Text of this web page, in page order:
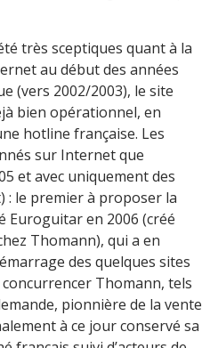
très sceptiques quant à la
au début des années
(vers 2002/2003), le site
bien opérationnel, en
hotline française. Les
sur Internet que
et avec uniquement des
le premier à proposer la
Euroguitar en 2006 (créé
Thomann), qui a en
des quelques sites
Thomann, tels
pionnière de la vente
à ce jour conservé sa